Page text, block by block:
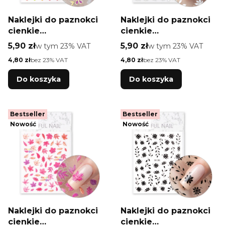
Naklejki do paznokci
cienkie
samoprzylepne liście
SW-A87
Cena brutto
5,90 złw tym %s VAT
w tym 23% VAT
Cena netto
4,80 złbez 23% VAT
Do koszyka
Naklejki do paznokci
cienkie
samoprzylepne
kwiatki SO-281 białe
Cena brutto
5,90 złw tym %s VAT
w tym 23% VAT
Cena netto
4,80 złbez 23% VAT
Do koszyka
Bestseller
Nowość
Naklejki do paznokci
cienkie
Bestseller
Nowość
Naklejki do paznokci
cienkie